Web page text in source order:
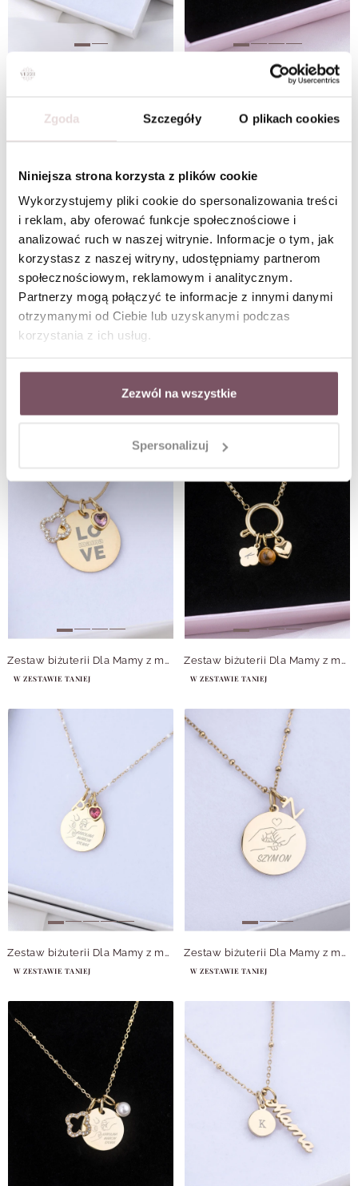
Zgoda Szczegóły O plikach cookies
Niniejsza strona korzysta z plików cookie
Wykorzystujemy pliki cookie do spersonalizowania treści
i reklam, aby oferować funkcje społecznościowe i
analizować ruch w naszej witrynie. Informacje o tym, jak
korzystasz z naszej witryny, udostępniamy partnerom
społecznościowym, reklamowym i analitycznym.
Partnerzy mogą połączyć te informacje z innymi danymi
otrzymanymi od Ciebie lub uzyskanymi podczas
korzystania z ich usług.
Zezwól na wszystkie
Spersonalizuj
Zestaw biżuterii Dla Mamy z możliwością grawerowania Z14063Z00
W ZESTAWIE TANIEJ
Zestaw biżuterii Dla Mamy z możliwością grawerowania Z14060Z00
W ZESTAWIE TANIEJ
Zestaw biżuterii Dla Mamy z możliwością personalizacji Z14062Z00
W ZESTAWIE TANIEJ
Zestaw biżuterii Dla Mamy z możliwością grawerowania Z14059Z00
W ZESTAWIE TANIEJ